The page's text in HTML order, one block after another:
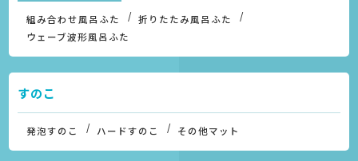
組み合わせ風呂ふた
折りたたみ風呂ふた
ウェーブ波形風呂ふた
すのこ
発泡すのこ ハードすのこ その他マット